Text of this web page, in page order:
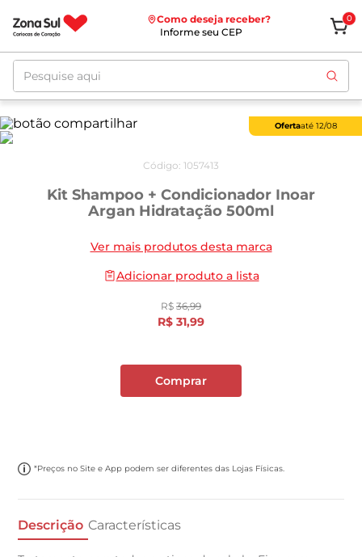
Como deseja receber?
Informe seu CEP
0
Pesquise aqui
Ofertaaté 12/08
Código: 1057413
Kit Shampoo + Condicionador Inoar
Argan Hidratação 500ml
Ver mais produtos desta marca
Adicionar produto a lista
R$ 36,99
R$ 31,99
Comprar
*Preços no Site e App podem ser diferentes das Lojas Físicas.
Descrição Características